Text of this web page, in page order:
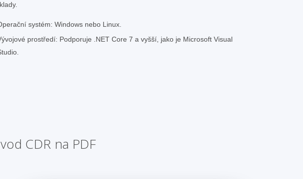
systém: Windows nebo Linux.
prostředí: Podporuje .NET Core 7 a vyšší, jako je Microsoft Visual
CDR na PDF